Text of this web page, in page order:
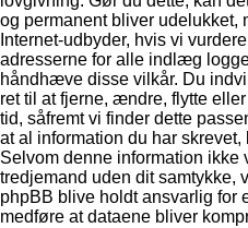
og permanent bliver udelukket,
Internet-udbyder, hvis vi
adresserne for alle indlæg
håndhæve disse vilkår. Du
ret til at fjerne, ændre, flytte
tid, såfremt vi finder dette
at al information du har
Selvom denne information ikke
tredjemand uden dit samtykke,
phpBB blive holdt ansvarlig for
medføre at dataene bliver